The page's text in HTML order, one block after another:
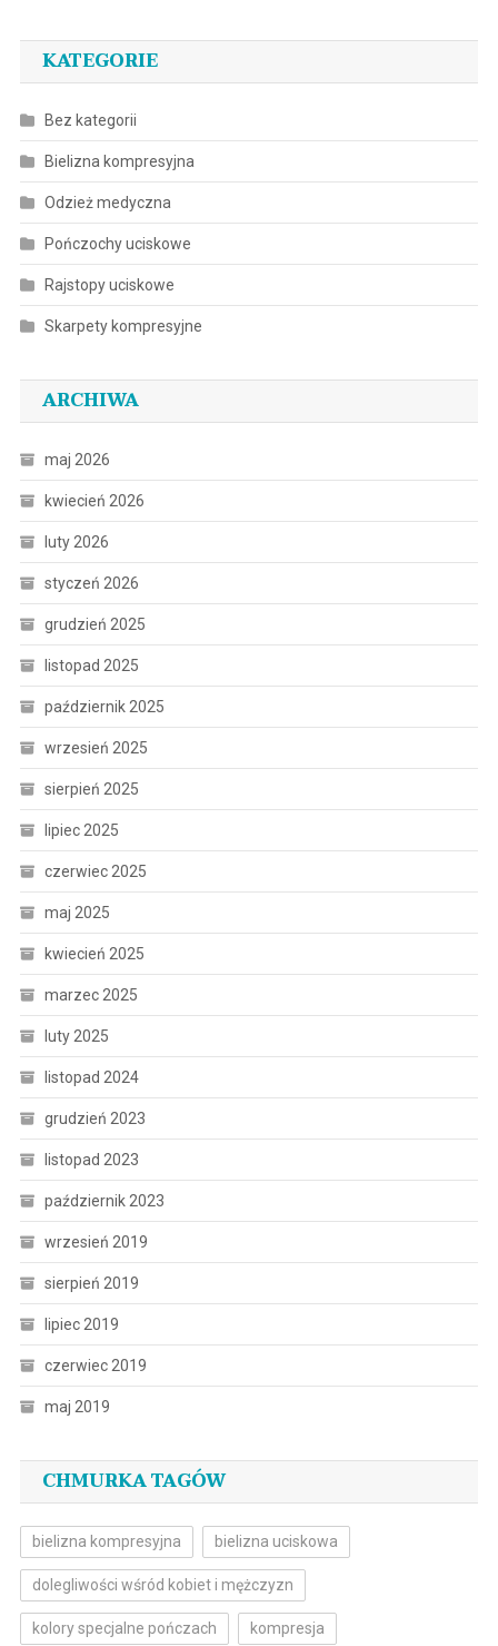
KATEGORIE
Bez kategorii
Bielizna kompresyjna
Odzież medyczna
Pończochy uciskowe
Rajstopy uciskowe
Skarpety kompresyjne
ARCHIWA
maj 2026
kwiecień 2026
luty 2026
styczeń 2026
grudzień 2025
listopad 2025
październik 2025
wrzesień 2025
sierpień 2025
lipiec 2025
czerwiec 2025
maj 2025
kwiecień 2025
marzec 2025
luty 2025
listopad 2024
grudzień 2023
listopad 2023
październik 2023
wrzesień 2019
sierpień 2019
lipiec 2019
czerwiec 2019
maj 2019
CHMURKA TAGÓW
bielizna kompresyjna bielizna uciskowa
dolegliwości wśród kobiet i mężczyzn
kolory specjalne pończach kompresja